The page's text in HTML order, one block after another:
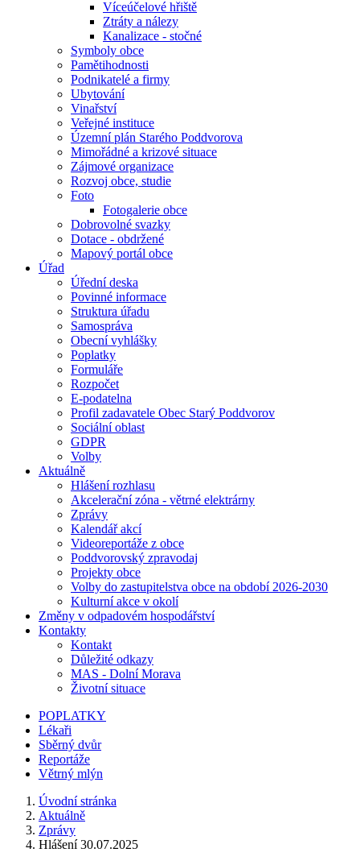
Víceúčelové hřiště
Ztráty a nálezy
Kanalizace - stočné
Symboly obce
Pamětihodnosti
Podnikatelé a firmy
Ubytování
Vinařství
Veřejné instituce
Územní plán Starého Poddvorova
Mimořádné a krizové situace
Zájmové organizace
Rozvoj obce, studie
Foto
Fotogalerie obce
Dobrovolné svazky
Dotace - obdržené
Mapový portál obce
Úřad
Úřední deska
Povinné informace
Struktura úřadu
Samospráva
Obecní vyhlášky
Poplatky
Formuláře
Rozpočet
E-podatelna
Profil zadavatele Obec Starý Poddvorov
Sociální oblast
GDPR
Volby
Aktuálně
Hlášení rozhlasu
Akcelerační zóna - větrné elektrárny
Zprávy
Kalendář akcí
Videoreportáže z obce
Poddvorovský zpravodaj
Projekty obce
Volby do zastupitelstva obce na období 2026-2030
Kulturní akce v okolí
Změny v odpadovém hospodářství
Kontakty
Kontakt
Důležité odkazy
MAS - Dolní Morava
Životní situace
POPLATKY
Lékaři
Sběrný dvůr
Reportáže
Větrný mlýn
Úvodní stránka
Aktuálně
Zprávy
Hlášení 30.07.2025